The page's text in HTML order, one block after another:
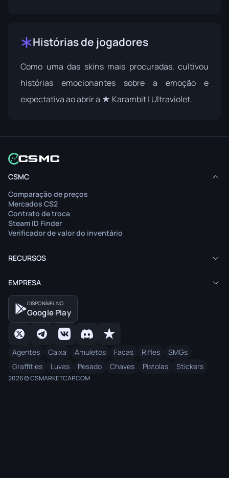
Histórias de jogadores
Como uma das skins mais procuradas, cultivou
histórias emocionantes sobre a emoção e
expectativa ao abrir a ★ Karambit | Ultraviolet.
CSMC
Comparação de preços
Mercados CS2
Contrato de troca
Steam ID Finder
Verificador de valor do inventário
RECURSOS
EMPRESA
DISPONÍVEL NO
Google Play
Agentes Caixa Amuletos Facas Rifles
SMGs
Graffities
Luvas Pesado Chaves Pistolas Stickers
2026 © CSMARKETCAP.COM